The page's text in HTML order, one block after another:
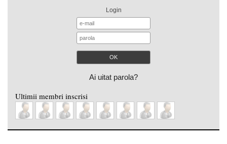
Login
Ai uitat parola?
Ultimii membri inscrisi